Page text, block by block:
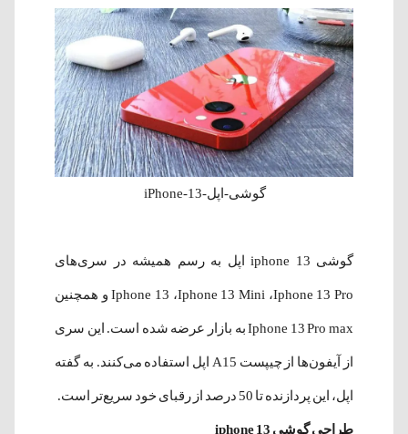
گوشی-اپل-iPhone-13
گوشی iphone 13 اپل به رسم همیشه در سری‌های
Iphone 13 ،Iphone 13 Mini ،Iphone 13 Pro و همچنین
Iphone 13 Pro max به بازار عرضه شده است. این سری
از آیفون‌ها از چیپست A15 اپل استفاده می‌کنند. به گفته
اپل، این پردازنده تا 50 درصد از رقبای خود سریع‌تر است.
طراحی گوشی iphone 13